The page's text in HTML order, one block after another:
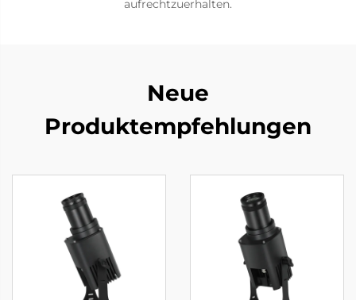
aufrechtzuerhalten.
Neue
Produktempfehlungen